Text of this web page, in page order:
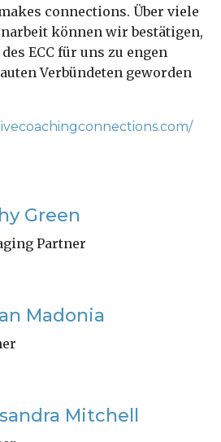
connections. Über viele
können wir bestätigen,
ECC für uns zu engen
Verbündeten geworden
Green
Partner
Madonia
Mitchell